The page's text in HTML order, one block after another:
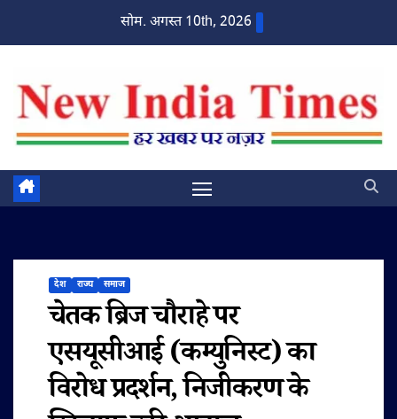
सोम. अगस्त 10th, 2026
देश राज्य समाज
चेतक ब्रिज चौराहे पर
एसयूसीआई (कम्युनिस्ट) का
विरोध प्रदर्शन, निजीकरण के